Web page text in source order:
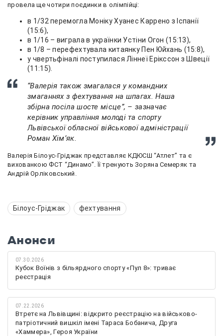
провела ще чотири поєдинки в олімпійці:
в 1/32 перемогла Моніку Хуанес Каррено з Іспанії
(15:6),
в 1/16 – виграла в українки Устіни Огон (15:13),
в 1/8 – перефехтувала китаянку Пен Юйхань (15:8),
у чвертьфіналі поступилася Ліннеї Ерікссон з Швеції
(11:15).
“Валерія також змагалася у командних
змаганнях з фехтування на шпагах. Наша
збірна посіла шосте місце”, – зазначає
керівник управління молоді та спорту
Львівської обласної військової адміністрації
Роман Хімʼяк.
Валерія Білоус-Гріджак представляє КДЮСШ “Атлет” та є
вихованкою ФСТ “Динамо”. Її тренують Зоряна Семеряк та
Андрій Орліковський.
Білоус-Гріджак фехтування
Анонси
07.30.2026
Кубок Воїнів з більярдного спорту «Пул 8»: триває
реєстрація
07.22.2026
Втретє на Львівщині: відкрито реєстрацію на військово-
патріотичний вишкіл імені Тараса Бобанича, Друга
«Хаммера», Героя України